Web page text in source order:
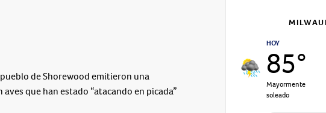
de Shorewood emitieron una
que han estado “atacando en picada”
HOY
85°
Mayormente
soleado